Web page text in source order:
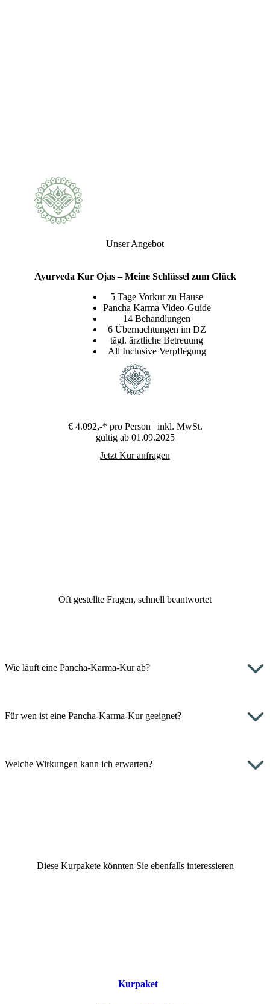
Pancha Karma Video-Guide – 23 Videos und 18
Guide unterstützt Sie auf Ihrer Ayurveda-Kur mit
Wissen rund um Ernährung, Entschlackung,
Bewegung, Entspannung und Lebensziele. Einmal
aktivieren – 30 Tage lang alle Videos ansehen.
Tägliche Infobriefe mit Tipps & Reflexionsfragen.
Leicht verständliches Ayurveda-Wissen für
nachhaltige Veränderungen. Zusätzlich erhalten
täglich mit wertvollen Tipps und Reflexionsfragen
begleiten. Der Video-Guide hilft Ihnen, Ihre
Pancha Karma Kur noch intensiver zu erleben –
Ein Abhyanga ist eine individuell angepasste,
Unser Angebot
Ayurveda Kur Ojas – Meine Schlüssel zum Glück
5 Tage Vorkur zu Hause
Pancha Karma Video-Guide
14 Behandlungen
6 Übernachtungen im DZ
tägl. ärztliche Betreuung
All Inclusive Verpflegung
€ 4.092,-* pro Person | inkl. MwSt.
gültig ab 01.09.2025
Jetzt Kur anfragen
Oft gestellte Fragen, schnell beantwortet
Wie läuft eine Pancha-Karma-Kur ab?
Für wen ist eine Pancha-Karma-Kur geeignet?
Welche Wirkungen kann ich erwarten?
Diese Kurpakete könnten Sie ebenfalls interessieren